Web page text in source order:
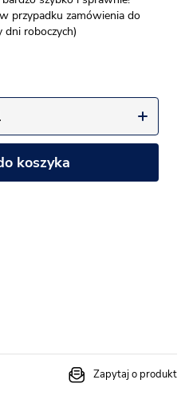
przypadku zamówienia do
dni roboczych)
koszyka
Zapytaj o produkt